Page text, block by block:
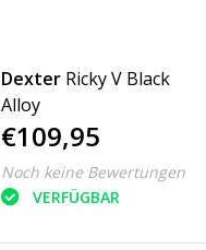
Dexter Ricky V Black
Alloy
€109,95
Noch keine Bewertungen
VERFÜGBAR